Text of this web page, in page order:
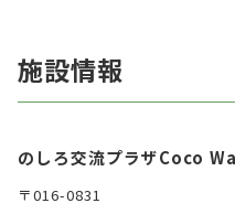
施設情報
のしろ交流プラザCoco Wa
〒016-0831